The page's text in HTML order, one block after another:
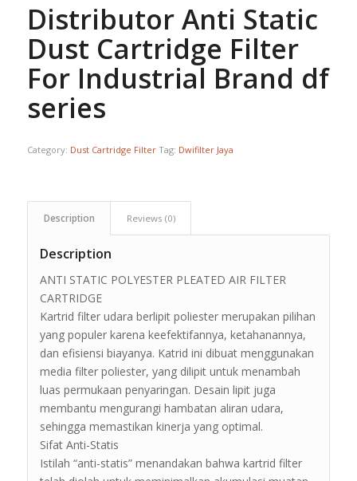
Distributor Anti Static
Dust Cartridge Filter
For Industrial Brand df
series
Category: Dust Cartridge Filter Tag: Dwifilter Jaya
Description Reviews (0)
Description
ANTI STATIC POLYESTER PLEATED AIR FILTER
CARTRIDGE
Kartrid filter udara berlipit poliester merupakan pilihan
yang populer karena keefektifannya, ketahanannya,
dan efisiensi biayanya. Katrid ini dibuat menggunakan
media filter poliester, yang dilipit untuk menambah
luas permukaan penyaringan. Desain lipit juga
membantu mengurangi hambatan aliran udara,
sehingga memastikan kinerja yang optimal.
Sifat Anti-Statis
Istilah “anti-statis” menandakan bahwa kartrid filter